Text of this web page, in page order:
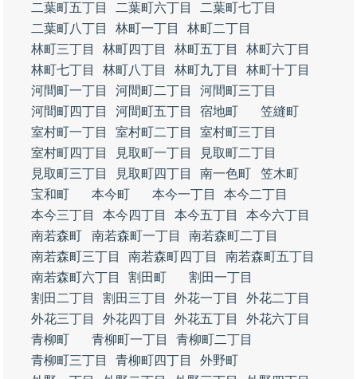
二葉町五丁目
二葉町六丁目
二葉町七丁目
二葉町八丁目
林町一丁目
林町二丁目
林町三丁目
林町四丁目 林町五丁目
林町六丁目
林町七丁目
林町八丁目 林町九丁目
林町十丁目
河間町一丁目
河間町二丁目
河間町三丁目
河間町四丁目
河間町五丁目 宿地町
笠縫町
室村町一丁目
室村町二丁目
室村町三丁目
室村町四丁目
見取町一丁目
見取町二丁目
見取町三丁目
見取町四丁目 南一色町
笠木町
宝和町
本今町 本今一丁目
本今二丁目
本今三丁目
本今四丁目 本今五丁目
本今六丁目
南若森町
南若森町一丁目
南若森町二丁目
南若森町三丁目
南若森町四丁目
南若森町五丁目
南若森町六丁目
割田町
割田一丁目
割田二丁目
割田三丁目 外花一丁目
外花二丁目
外花三丁目
外花四丁目 外花五丁目
外花六丁目
青柳町
青柳町一丁目
青柳町二丁目
青柳町三丁目
青柳町四丁目
外野町